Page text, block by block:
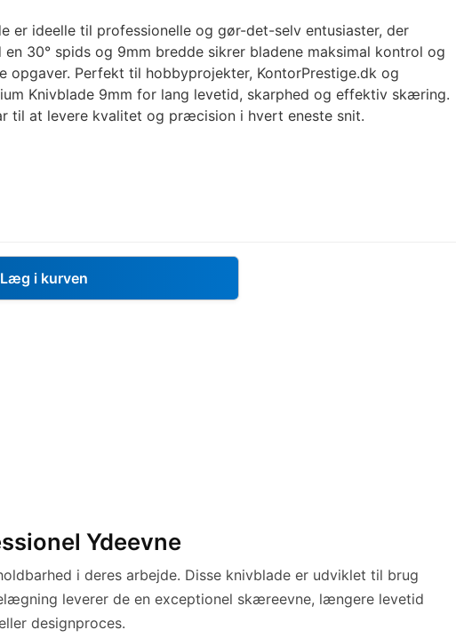
er ideelle til professionelle og gør-det-selv entusiaster, der
30° spids og 9mm bredde sikrer bladene maksimal kontrol og
opgaver. Perfekt til hobbyprojekter, KontorPrestige.dk og
Knivblade 9mm for lang levetid, skarphed og effektiv skæring.
til at levere kvalitet og præcision i hvert eneste snit.
Læg i kurven
Ydeevne
i deres arbejde. Disse knivblade er udviklet til brug
leverer de en exceptionel skæreevne, længere levetid
designproces.